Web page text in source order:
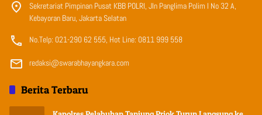
Sekretariat Pimpinan Pusat KBB POLRI, Jln Panglima Polim I No 32 A,
Kebayoran Baru, Jakarta Selatan
No.Telp: 021-290 62 555, Hot Line: 0811 999 558
redaksi@swarabhayangkara.com
Berita Terbaru